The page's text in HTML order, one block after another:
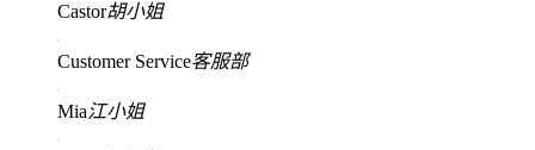
Castor胡小姐
Customer Service客服部
Mia江小姐